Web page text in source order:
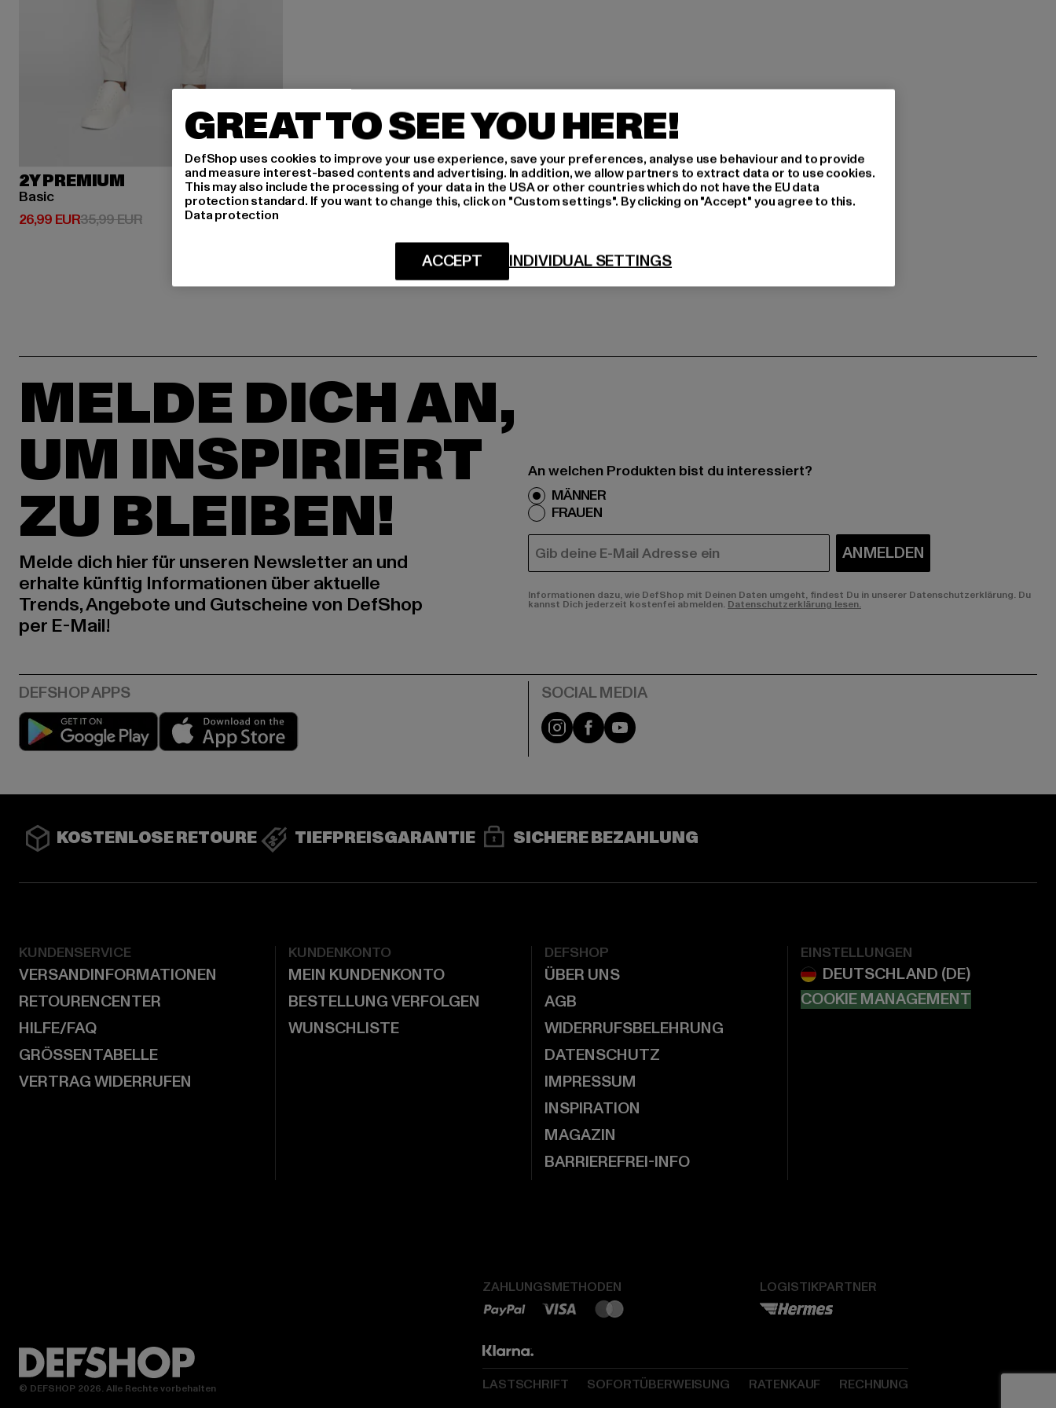
2Y PREMIUM
Basic
26,99 EUR
Derzeitiger Preis: 26,99 EUR
35,99 EURAktionspreis: 35,99 EUR
MELDE DICH AN,
UM INSPIRIERT
ZU BLEIBEN!
Melde dich hier für unseren Newsletter an und
erhalte künftig Informationen über aktuelle
Trends, Angebote und Gutscheine von DefShop
per E-Mail!
An welchen Produkten bist du interessiert?
MÄNNER
FRAUEN
E-MAIL ANMELDEN
Informationen dazu, wie DefShop mit Deinen Daten umgeht, findest Du in unserer Datenschutzerklärung. Du
kannst Dich jederzeit kostenfei abmelden. Datenschutzerklärung lesen.
Play market Instagram
FacebookYouTube
KOSTENLOSE RETOURE TIEFPREISGARANTIE SICHERE BEZAHLUNG
KUNDENSERVICE
VERSANDINFORMATIONEN
RETOURENCENTER
HILFE/FAQ
GRÖSSENTABELLE
VERTRAG WIDERRUFEN
KUNDENKONTO
MEIN KUNDENKONTO
BESTELLUNG VERFOLGEN
WUNSCHLISTE
DEFSHOP
ÜBER UNS
AGB
WIDERRUFSBELEHRUNG
DATENSCHUTZ
IMPRESSUM
INSPIRATION
MAGAZIN
BARRIEREFREI-INFO
EINSTELLUNGEN
COOKIE MANAGEMENT
ZAHLUNGSMETHODEN LOGISTIKPARTNER
LASTSCHRIFT SOFORTÜBERWEISUNG RATENKAUF RECHNUNG
© DEFSHOP 2026. Alle Rechte vorbehalten
GREAT TO SEE YOU HERE!
DefShop uses cookies to improve your use experience, save your preferences, analyse use behaviour and to provide
and measure interest-based contents and advertising. In addition, we allow partners to extract data or to use cookies.
This may also include the processing of your data in the USA or other countries which do not have the EU data
protection standard. If you want to change this, click on "Custom settings". By clicking on "Accept" you agree to this.
Data protection
INDIVIDUAL SETTINGS
ACCEPT